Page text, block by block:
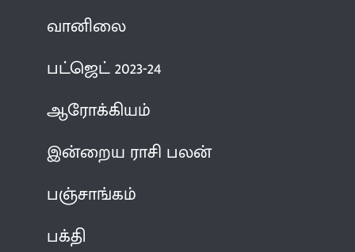
வானிலை
பட்ஜெட் 2023-24
ஆரோக்கியம்
இன்றைய ராசி பலன்
பஞ்சாங்கம்
பக்தி